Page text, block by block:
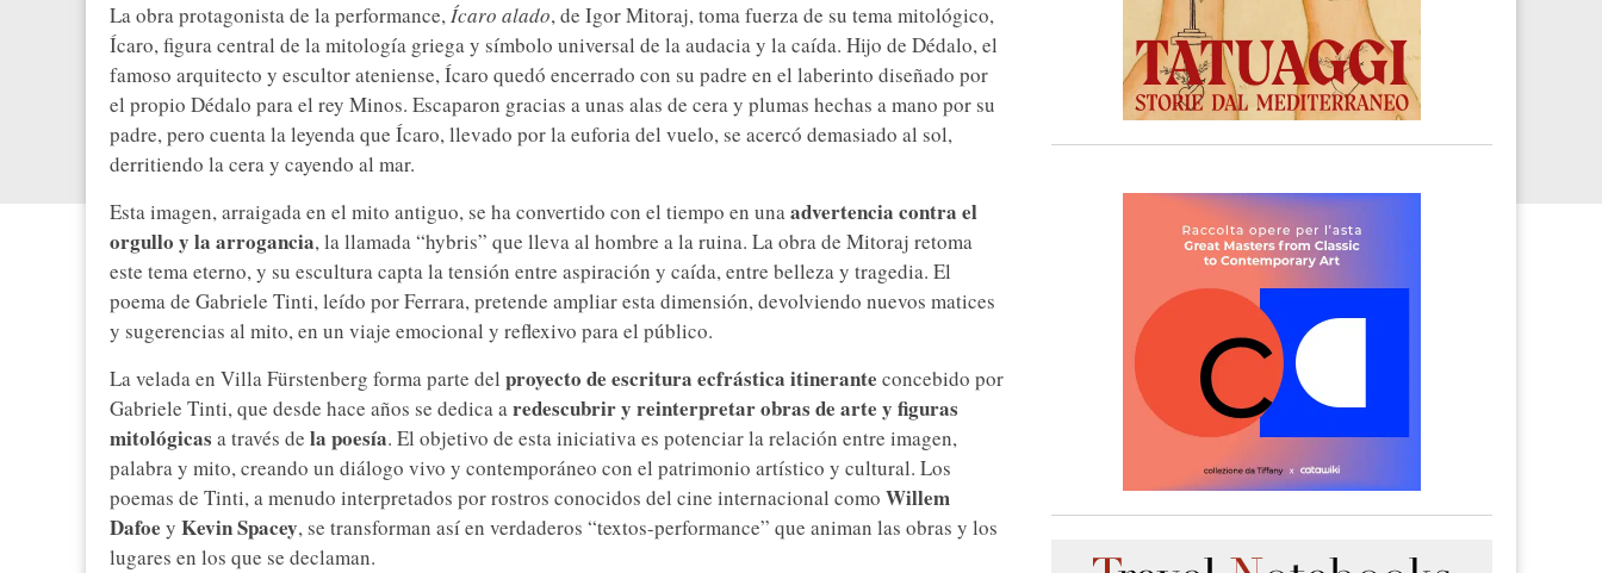
La obra protagonista de la performance,Ícaro alado, de Igor Mitoraj, toma fuerza de su tema mitológico,
Ícaro, figura central de la mitología griega y símbolo universal de la audacia y la caída. Hijo de Dédalo, el
famoso arquitecto y escultor ateniense, Ícaro quedó encerrado con su padre en el laberinto diseñado por
el propio Dédalo para el rey Minos. Escaparon gracias a unas alas de cera y plumas hechas a mano por su
padre, pero cuenta la leyenda que Ícaro, llevado por la euforia del vuelo, se acercó demasiado al sol,
derritiendo la cera y cayendo al mar.
Esta imagen, arraigada en el mito antiguo, se ha convertido con el tiempo en unaadvertencia contra el
orgullo y la arrogancia, la llamada “hybris” que lleva al hombre a la ruina. La obra de Mitoraj retoma
este tema eterno, y su escultura capta la tensión entre aspiración y caída, entre belleza y tragedia. El
poema de Gabriele Tinti, leído por Ferrara, pretende ampliar esta dimensión, devolviendo nuevos matices
y sugerencias al mito, en un viaje emocional y reflexivo para el público.
La velada en Villa Fürstenberg forma parte del proyecto de escritura ecfrástica itinerante concebido por
Gabriele Tinti, que desde hace años se dedica aredescubrir y reinterpretar obras de arte y figuras
mitológicas a través de la poesía. El objetivo de esta iniciativa es potenciar la relación entre imagen,
palabra y mito, creando un diálogo vivo y contemporáneo con el patrimonio artístico y cultural. Los
poemas de Tinti, a menudo interpretados por rostros conocidos del cine internacional como Willem
Dafoe y Kevin Spacey, se transforman así en verdaderos “textos-performance” que animan las obras y los
lugares en los que se declaman.